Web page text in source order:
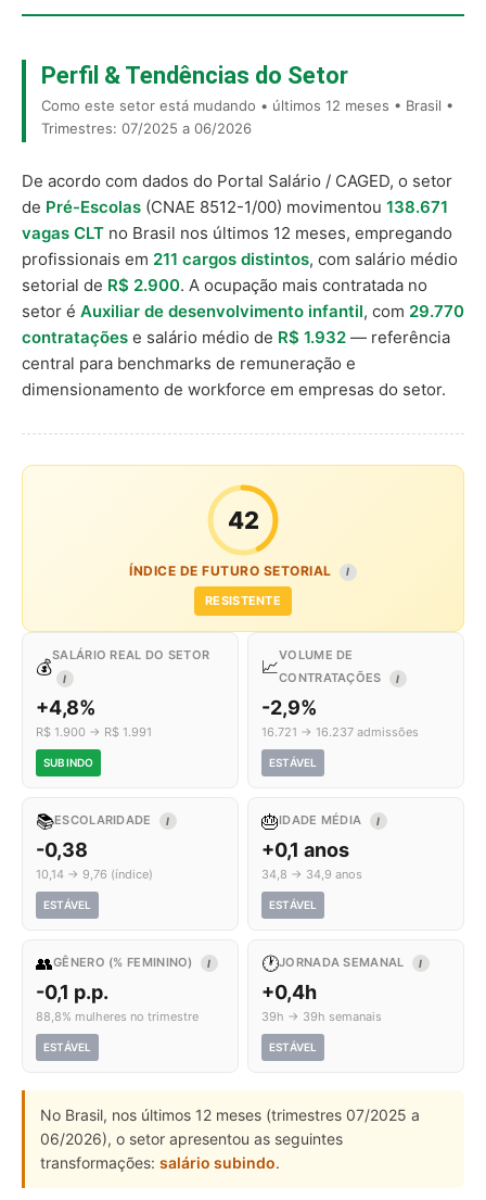
Perfil & Tendências do Setor
Como este setor está mudando • últimos 12 meses • Brasil •
Trimestres: 07/2025 a 06/2026
De acordo com dados do Portal Salário / CAGED, o setor
de Pré-Escolas (CNAE 8512-1/00) movimentou 138.671
vagas CLT no Brasil nos últimos 12 meses, empregando
profissionais em 211 cargos distintos, com salário médio
setorial de R$ 2.900. A ocupação mais contratada no
setor é Auxiliar de desenvolvimento infantil, com 29.770
contratações e salário médio de R$ 1.932 — referência
central para benchmarks de remuneração e
dimensionamento de workforce em empresas do setor.
42
ÍNDICE DE FUTURO SETORIAL I
RESISTENTE
💰
SALÁRIO REAL DO SETOR
I
+4,8%
R$ 1.900 → R$ 1.991
SUBINDO
📈
VOLUME DE
CONTRATAÇÕES
I
-2,9%
16.721 → 16.237 admissões
ESTÁVEL
📚ESCOLARIDADE I
-0,38
10,14 → 9,76 (índice)
ESTÁVEL
🎂IDADE MÉDIA I
+0,1 anos
34,8 → 34,9 anos
ESTÁVEL
👥GÊNERO (% FEMININO) I
-0,1 p.p.
88,8% mulheres no trimestre
ESTÁVEL
🕐JORNADA SEMANAL I
+0,4h
39h → 39h semanais
ESTÁVEL
No Brasil, nos últimos 12 meses (trimestres 07/2025 a
06/2026), o setor apresentou as seguintes
transformações: salário subindo.